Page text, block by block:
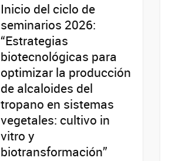
Inicio del ciclo de
seminarios 2026:
“Estrategias
biotecnológicas para
optimizar la producción
de alcaloides del
tropano en sistemas
vegetales: cultivo in
vitro y
biotransformación”